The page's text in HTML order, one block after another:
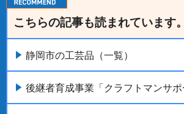
こちらの記事も読まれています。
静岡市の工芸品（一覧）
後継者育成事業「クラフトマンサポ